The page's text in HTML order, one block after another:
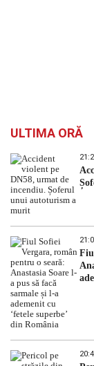
ULTIMA ORĂ